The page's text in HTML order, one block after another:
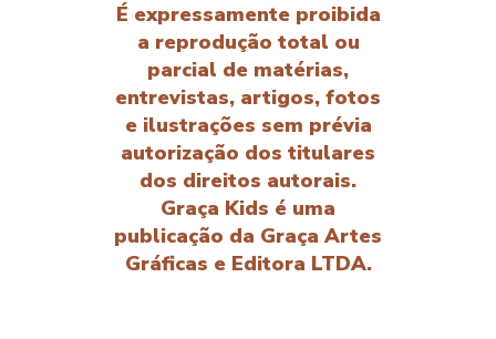
É expressamente proibida
a reprodução total ou
parcial de matérias,
entrevistas, artigos, fotos
e ilustrações sem prévia
autorização dos titulares
dos direitos autorais.
Graça Kids é uma
publicação da Graça Artes
Gráficas e Editora LTDA.